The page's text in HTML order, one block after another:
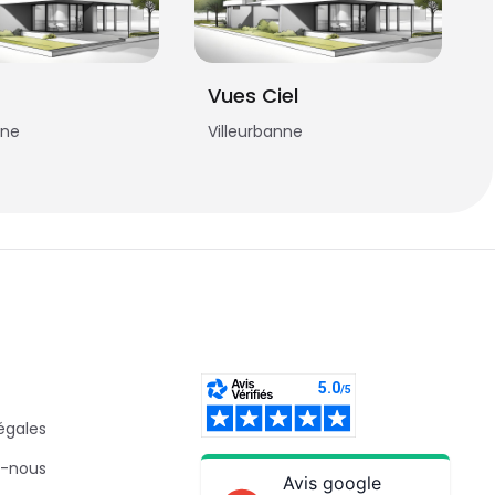
Vues Ciel
Villeurbanne
nous
Avis google